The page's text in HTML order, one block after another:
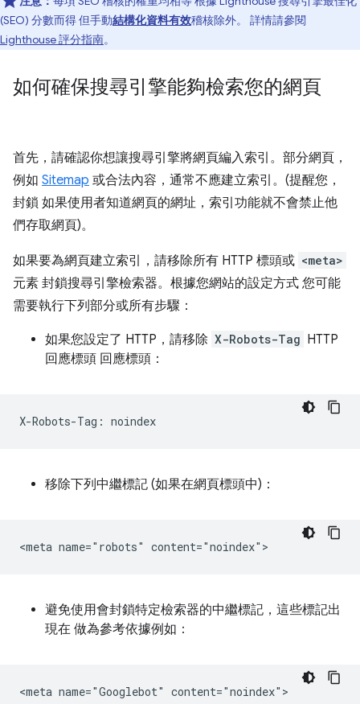
(SEO) 分數而得 但手動結構化資料有效稽核除外。 詳情請參閱
Lighthouse 評分指南。
如何確保搜尋引擎能夠檢索您的網頁
首先，請確認你想讓搜尋引擎將網頁編入索引。部分網頁，
例如 Sitemap 或合法內容，通常不應建立索引。(提醒您，
封鎖 如果使用者知道網頁的網址，索引功能就不會禁止他
們存取網頁)。
如果要為網頁建立索引，請移除所有 HTTP 標頭或 <meta>
元素 封鎖搜尋引擎檢索器。根據您網站的設定方式 您可能
需要執行下列部分或所有步驟：
如果您設定了 HTTP，請移除 X-Robots-Tag HTTP
回應標頭 回應標頭：
移除下列中繼標記 (如果在網頁標頭中)：
避免使用會封鎖特定檢索器的中繼標記，這些標記出
現在 做為參考依據例如：